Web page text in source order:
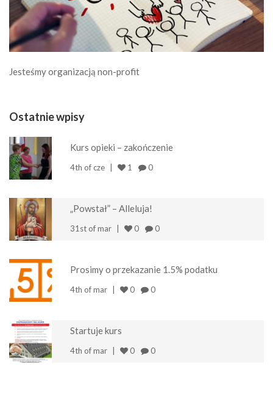
Jesteśmy organizacją non-profit
Ostatnie wpisy
Kurs opieki – zakończenie
4th of cze 1 0
„Powstał” – Alleluja!
31st of mar 0 0
Prosimy o przekazanie 1.5% podatku
4th of mar 0 0
Startuje kurs
4th of mar 0 0